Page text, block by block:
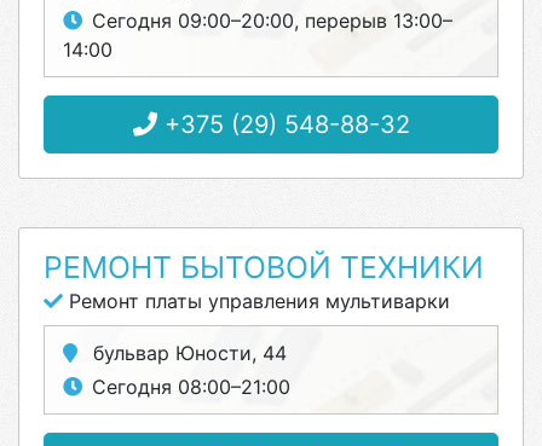
Сегодня 09:00–20:00, перерыв 13:00–
14:00
+375 (29) 548-88-32
РЕМОНТ БЫТОВОЙ ТЕХНИКИ
Ремонт платы управления мультиварки
бульвар Юности, 44
Сегодня 08:00–21:00